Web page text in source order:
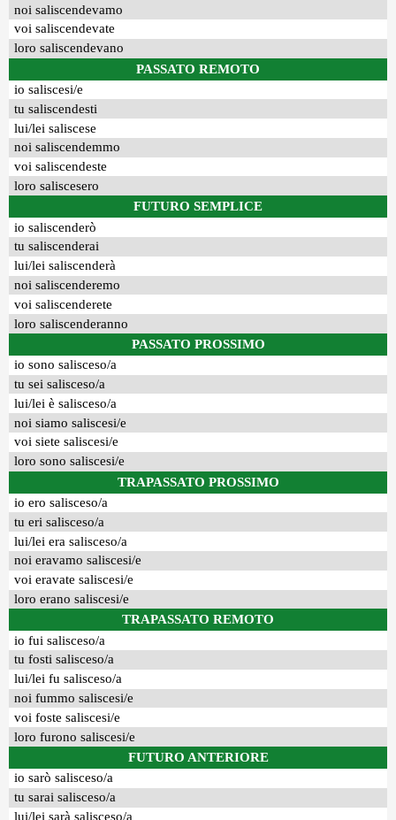
noi saliscendevamo
voi saliscendevate
loro saliscendevano
PASSATO REMOTO
io saliscesi/e
tu saliscendesti
lui/lei saliscese
noi saliscendemmo
voi saliscendeste
loro saliscesero
FUTURO SEMPLICE
io saliscenderò
tu saliscenderai
lui/lei saliscenderà
noi saliscenderemo
voi saliscenderete
loro saliscenderanno
PASSATO PROSSIMO
io sono salisceso/a
tu sei salisceso/a
lui/lei è salisceso/a
noi siamo saliscesi/e
voi siete saliscesi/e
loro sono saliscesi/e
TRAPASSATO PROSSIMO
io ero salisceso/a
tu eri salisceso/a
lui/lei era salisceso/a
noi eravamo saliscesi/e
voi eravate saliscesi/e
loro erano saliscesi/e
TRAPASSATO REMOTO
io fui salisceso/a
tu fosti salisceso/a
lui/lei fu salisceso/a
noi fummo saliscesi/e
voi foste saliscesi/e
loro furono saliscesi/e
FUTURO ANTERIORE
io sarò salisceso/a
tu sarai salisceso/a
lui/lei sarà salisceso/a